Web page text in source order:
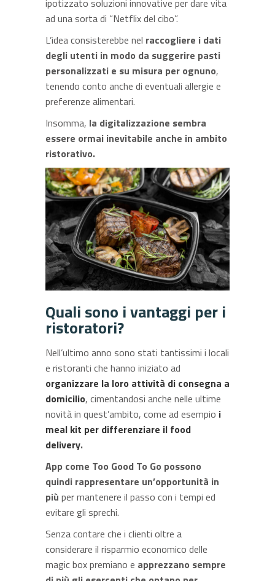
ipotizzato soluzioni innovative per dare vita
ad una sorta di “Netflix del cibo”.
L’idea consisterebbe nel raccogliere i dati
degli utenti in modo da suggerire pasti
personalizzati e su misura per ognuno,
tenendo conto anche di eventuali allergie e
preferenze alimentari.
Insomma, la digitalizzazione sembra
essere ormai inevitabile anche in ambito
ristorativo.
Quali sono i vantaggi per i
ristoratori?
Nell’ultimo anno sono stati tantissimi i locali
e ristoranti che hanno iniziato ad
organizzare la loro attività di consegna a
domicilio, cimentandosi anche nelle ultime
novità in quest’ambito, come ad esempio i
meal kit per differenziare il food
delivery.
App come Too Good To Go possono
quindi rappresentare un’opportunità in
più per mantenere il passo con i tempi ed
evitare gli sprechi.
Senza contare che i clienti oltre a
considerare il risparmio economico delle
magic box premiano e apprezzano sempre